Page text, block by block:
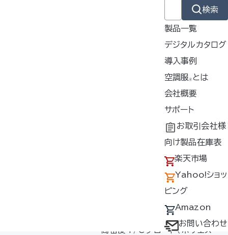
検索
製品一覧
デジタルカタログ
導入事例
導入事例
共同開発
工場シミュレーシ
ョン
空調服🄬 とは
空調服 ®とは
開発秘話
会社概要
企業理念
会社概要
会社沿革
アクセス
採用情報
サポート
よくあるご質問
不要なバッテリー
の回収について
デバイス・ファン
オプション対応表
取扱説明書ダウ
ンロードサービス
お取引会社様
向け製品在庫表
楽天市場
Yahoo!ショッ
ピング
Amazon
お問い合わせ
ネイビー×ブルー、ブルー×シ
ルバー、シルバー×ブルー
M・L・LL・３L・４L・５L（男女
▶混紡タイプの進化版
高密度T/Cブロード（ポリエス